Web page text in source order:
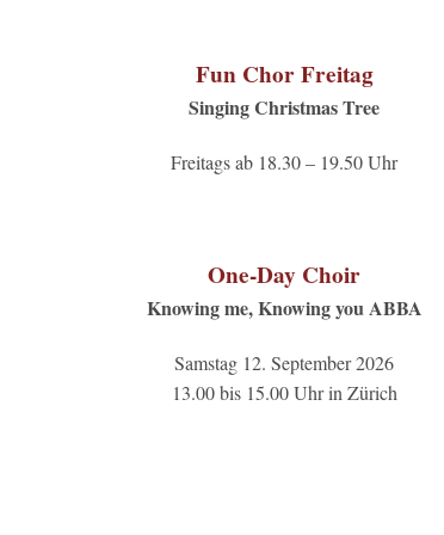
Fun Chor Freitag
Singing Christmas Tree
Freitags ab 18.30 – 19.50 Uhr
One-Day Choir
Knowing me, Knowing you ABBA
Samstag 12. September 2026
13.00 bis 15.00 Uhr in Zürich